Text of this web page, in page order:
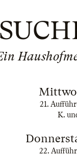
21.
K.
22.